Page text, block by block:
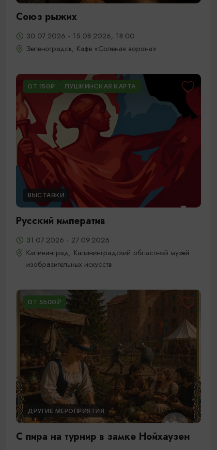
Союз рыжих
30.07.2026 - 15.08.2026, 18:00
Зеленоградск, Кафе «Соленая ворона»
ОТ 150₽ ПУШКИНСКАЯ КАРТА
ВЫСТАВКИ
Русский императив
31.07.2026 - 27.09.2026
Калининград, Калининградский областной музей
изобразительных искусств
ОТ 5500₽
ДРУГИЕ МЕРОПРИЯТИЯ
С пира на турнир в замке Нойхаузен